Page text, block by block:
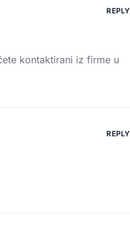
kontaktirani iz firme u
REPLY
REPLY